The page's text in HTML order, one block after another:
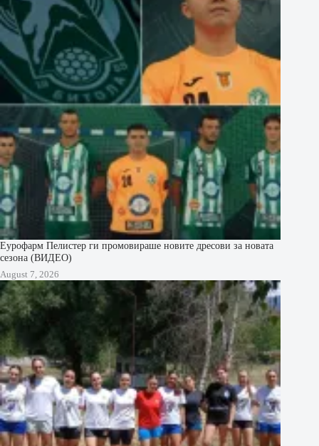
Еурофарм Пелистер ги промовираше новите дресови за новата
сезона (ВИДЕО)
August 7, 2026